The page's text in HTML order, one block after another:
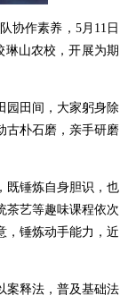
协作素养，5月11日
琳山农校，开展为期
园田间，大家躬身除
古朴石磨，亲手研磨
既锤炼自身胆识，也
茶艺等趣味课程依次
，锤炼动手能力，近
案释法，普及基础法